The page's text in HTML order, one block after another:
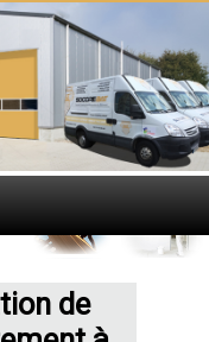
de